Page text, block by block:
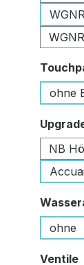
ohne
NB
ohne
Ventile